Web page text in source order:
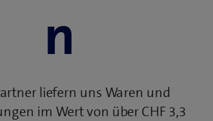
n
liefern uns Waren und
im Wert von über CHF 3,3